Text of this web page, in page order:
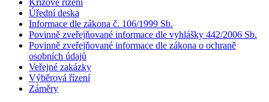
Úřední deska
Informace dle zákona č. 106/1999 Sb.
Povinně zveřejňované informace dle vyhlášky 442/2006 Sb.
Povinně zveřejňované informace dle zákona o ochraně
osobních údajů
Veřejné zakázky
Výběrová řízení
Záměry